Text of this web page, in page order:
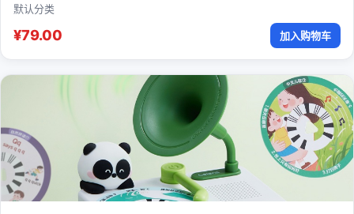
默认分类
¥79.00 加入购物车